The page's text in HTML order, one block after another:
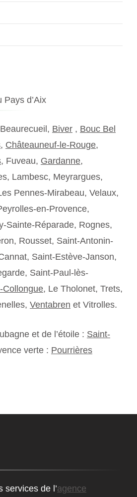
Pays d’Aix
Biver , Bouc Bel
, Châteauneuf-le-Rouge,
, Fuveau, Gardanne,
Lambesc, Meyrargues,
Pennes-Mirabeau, Velaux,
en-Provence,
Sainte-Réparade, Rognes,
Rousset, Saint-Antonin-
Saint-Estève-Janson,
Saint-Paul-lès-
Collongue, Le Tholonet, Trets,
Ventabren et Vitrolles.
et de l’étoile : Saint-
verte : Pourrières
services de l’agence